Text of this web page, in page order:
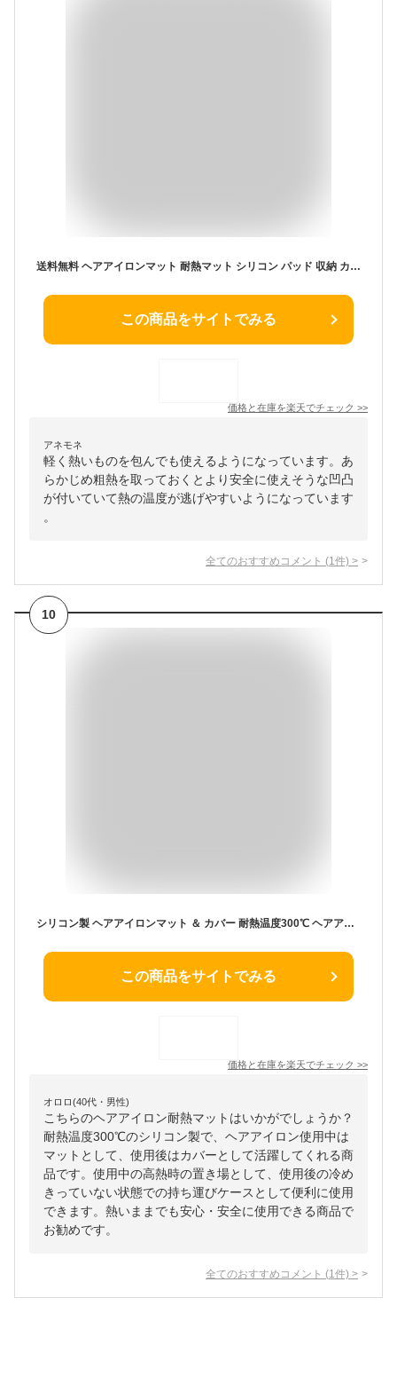
送料無料 ヘアアイロンマット 耐熱マット シリコン パッド 収納 カバー 滑り止め 丸める 包む 一時置き 焦げ防止 美容雑貨 折りたたみ 持ち運び トラベル カラバリ豊富
この商品をサイトでみる
価格と在庫を楽天でチェック >>
アネモネ
軽く熱いものを包んでも使えるようになっています。あ
らかじめ粗熱を取っておくとより安全に使えそうな凹凸
が付いていて熱の温度が逃げやすいようになっています
。
全てのおすすめコメント (1 件) >
10
シリコン製 ヘアアイロンマット ＆ カバー 耐熱温度300℃ ヘアアイロン マット ヘアアイロンカバー ヘアアイロン カバー ヘアアイロンポーチ 23x16.5cm 7色(ピンク ブラック グレー レッド ブルー イエロー ホワイト) シリコン ケース シート 持ち運び トラベルポーチ
この商品をサイトでみる
価格と在庫を楽天でチェック >>
オロロ(40代・男性)
こちらのヘアアイロン耐熱マットはいかがでしょうか？
耐熱温度300℃のシリコン製で、ヘアアイロン使用中は
マットとして、使用後はカバーとして活躍してくれる商
品です。使用中の高熱時の置き場として、使用後の冷め
きっていない状態での持ち運びケースとして便利に使用
できます。熱いままでも安心・安全に使用できる商品で
お勧めです。
全てのおすすめコメント (1 件) >